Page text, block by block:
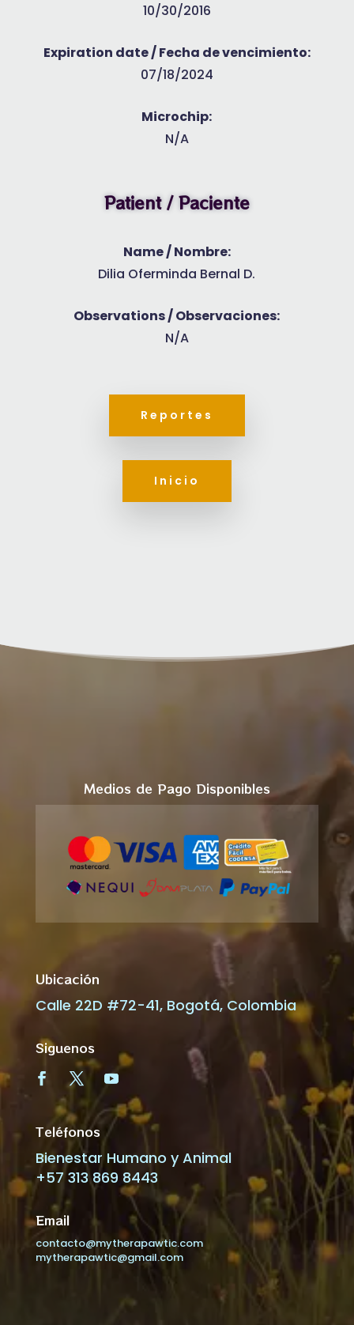
10/30/2016
Expiration date / Fecha de vencimiento:
07/18/2024
Microchip:
N/A
Patient / Paciente
Name / Nombre:
Dilia Oferminda Bernal D.
Observations / Observaciones:
N/A
Reportes
Inicio
Medios de Pago Disponibles
Ubicación
Calle 22D #72-41, Bogotá, Colombia
Siguenos
Teléfonos
Bienestar Humano y Animal
+57 313 869 8443
Email
contacto@mytherapawtic.com
mytherapawtic@gmail.com